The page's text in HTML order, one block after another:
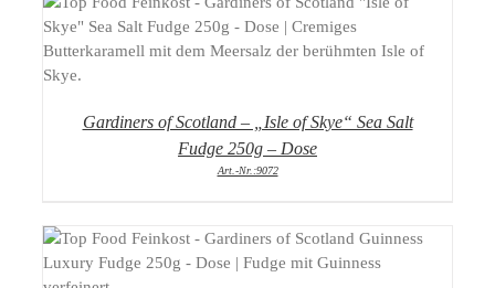
DETAILS
Gardiners of Scotland – „Isle of Skye“ Sea Salt
Fudge 250g – Dose
Art.-Nr.:9072
DETAILS